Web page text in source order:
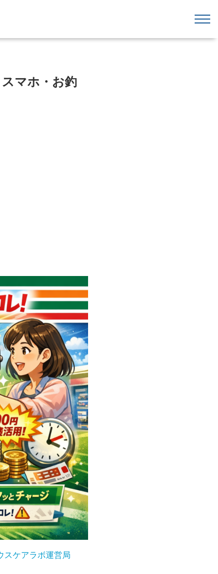
マホ・お釣
スケアラボ運営局